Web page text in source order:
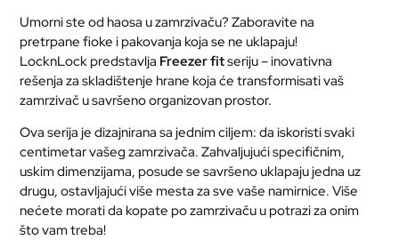
Umorni ste od haosa u zamrzivaču? Zaboravite na
pretrpane fioke i pakovanja koja se ne uklapaju!
LocknLock predstavlja Freezer fitseriju – inovativna
rešenja za skladištenje hrane koja će transformisati vaš
zamrzivač u savršeno organizovan prostor.
Ova serija je dizajnirana sa jednim ciljem: da iskoristi svaki
centimetar vašeg zamrzivača. Zahvaljujući specifičnim,
uskim dimenzijama, posude se savršeno uklapaju jedna uz
drugu, ostavljajući više mesta za sve vaše namirnice. Više
nećete morati da kopate po zamrzivaču u potrazi za onim
što vam treba!